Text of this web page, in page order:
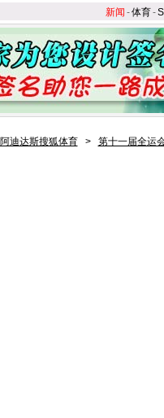
新闻 -体育-S
阿迪达斯搜狐体育 >
第十一届全运